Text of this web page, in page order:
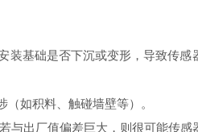
基础是否下沉或变形，导致传
如积料、触碰墙壁等）。
出厂值偏差巨大，则很可能传感